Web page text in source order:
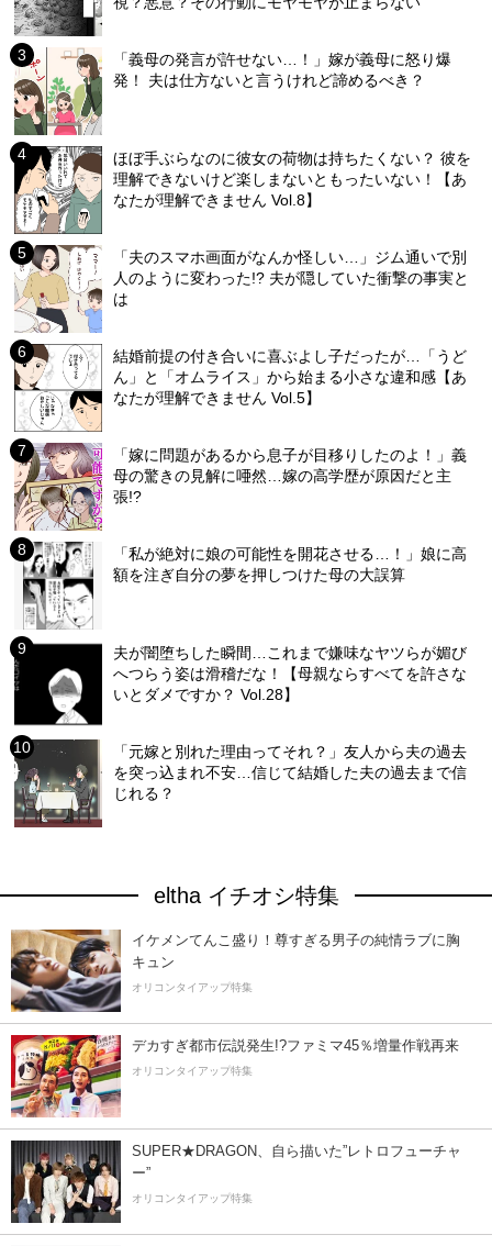
「義母の発言が許せない…！」嫁が義母に怒り爆
発！ 夫は仕方ないと言うけれど諦めるべき？
ほぼ手ぶらなのに彼女の荷物は持ちたくない？ 彼を
理解できないけど楽しまないともったいない！【あ
なたが理解できません Vol.8】
「夫のスマホ画面がなんか怪しい…」ジム通いで別
人のように変わった!? 夫が隠していた衝撃の事実と
は
結婚前提の付き合いに喜ぶよし子だったが…「うど
ん」と「オムライス」から始まる小さな違和感【あ
なたが理解できません Vol.5】
「嫁に問題があるから息子が目移りしたのよ！」義
母の驚きの見解に唖然…嫁の高学歴が原因だと主
張!?
「私が絶対に娘の可能性を開花させる…！」娘に高
額を注ぎ自分の夢を押しつけた母の大誤算
夫が闇堕ちした瞬間…これまで嫌味なヤツらが媚び
へつらう姿は滑稽だな！【母親ならすべてを許さな
いとダメですか？ Vol.28】
「元嫁と別れた理由ってそれ？」友人から夫の過去
を突っ込まれ不安…信じて結婚した夫の過去まで信
じれる？
eltha イチオシ特集
イケメンてんこ盛り！尊すぎる男子の純情ラブに胸
キュン
オリコンタイアップ特集
デカすぎ都市伝説発生!?ファミマ45％増量作戦再来
オリコンタイアップ特集
SUPER★DRAGON、自ら描いた”レトロフューチャ
ー”
オリコンタイアップ特集